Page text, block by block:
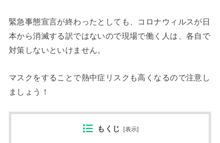
緊急事態宣言が終わったとしても、コロナウィルスが日
本から消滅する訳ではないので現場で働く人は、各自で
対策しないといけません。
マスクをすることで熱中症リスクも高くなるので注意し
ましょう！
もくじ [表示]